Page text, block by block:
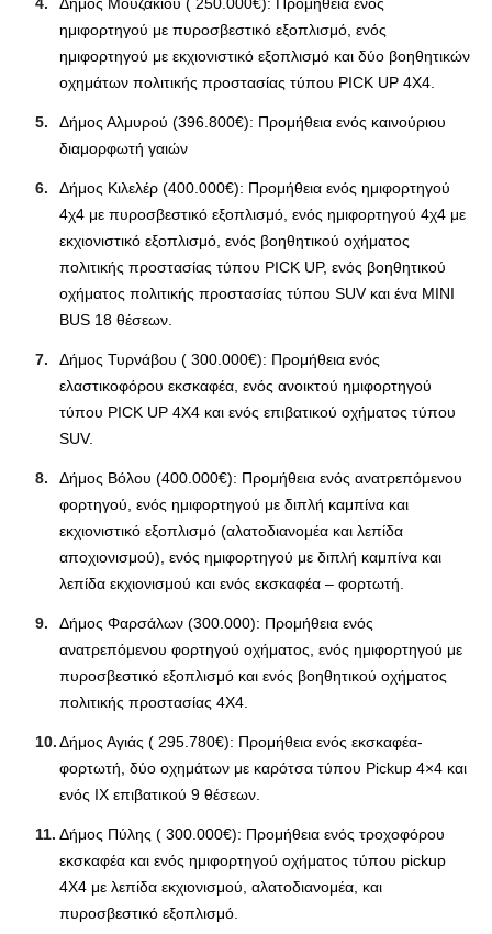
ημιφορτηγού με πυροσβεστικό εξοπλισμό, ενός
ημιφορτηγού με εκχιονιστικό εξοπλισμό και δύο βοηθητικών
οχημάτων πολιτικής προστασίας τύπου PICK UP 4X4.
Δήμος Αλμυρού (396.800€): Προμήθεια ενός καινούριου
διαμορφωτή γαιών
Δήμος Κιλελέρ (400.000€): Προμήθεια ενός ημιφορτηγού
4χ4 με πυροσβεστικό εξοπλισμό, ενός ημιφορτηγού 4χ4 με
εκχιονιστικό εξοπλισμό, ενός βοηθητικού οχήματος
πολιτικής προστασίας τύπου PICK UP, ενός βοηθητικού
οχήματος πολιτικής προστασίας τύπου SUV και ένα MINI
BUS 18 θέσεων.
Δήμος Τυρνάβου ( 300.000€): Προμήθεια ενός
ελαστικοφόρου εκσκαφέα, ενός ανοικτού ημιφορτηγού
τύπου PICK UP 4X4 και ενός επιβατικού οχήματος τύπου
SUV.
Δήμος Βόλου (400.000€): Προμήθεια ενός ανατρεπόμενου
φορτηγού, ενός ημιφορτηγού με διπλή καμπίνα και
εκχιονιστικό εξοπλισμό (αλατοδιανομέα και λεπίδα
αποχιονισμού), ενός ημιφορτηγού με διπλή καμπίνα και
λεπίδα εκχιονισμού και ενός εκσκαφέα – φορτωτή.
Δήμος Φαρσάλων (300.000): Προμήθεια ενός
ανατρεπόμενου φορτηγού οχήματος, ενός ημιφορτηγού με
πυροσβεστικό εξοπλισμό και ενός βοηθητικού οχήματος
πολιτικής προστασίας 4Χ4.
Δήμος Αγιάς ( 295.780€): Προμήθεια ενός εκσκαφέα-
φορτωτή, δύο οχημάτων με καρότσα τύπου Pickup 4×4 και
ενός IX επιβατικού 9 θέσεων.
Δήμος Πύλης ( 300.000€): Προμήθεια ενός τροχοφόρου
εκσκαφέα και ενός ημιφορτηγού οχήματος τύπου pickup
4Χ4 με λεπίδα εκχιονισμού, αλατοδιανομέα, και
πυροσβεστικό εξοπλισμό.